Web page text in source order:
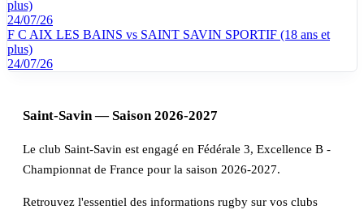
plus)
24/07/26
F C AIX LES BAINS vs SAINT SAVIN SPORTIF (18 ans et
plus)
24/07/26
Saint-Savin — Saison 2026-2027
Le club Saint-Savin est engagé en Fédérale 3, Excellence B -
Championnat de France pour la saison 2026-2027.
Retrouvez l'essentiel des informations rugby sur vos clubs